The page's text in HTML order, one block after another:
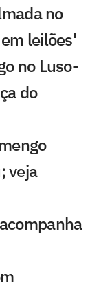
no
leilões'
no Luso-
do
veja